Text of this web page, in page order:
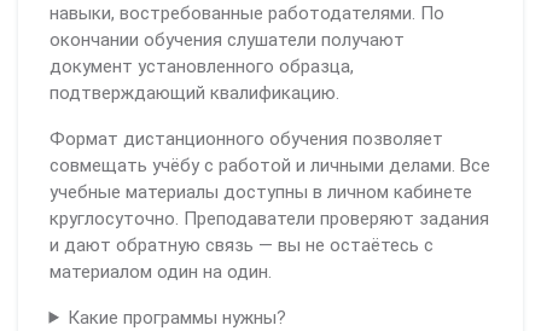
навыки, востребованные работодателями. По
окончании обучения слушатели получают
документ установленного образца,
подтверждающий квалификацию.
Формат дистанционного обучения позволяет
совмещать учёбу с работой и личными делами. Все
учебные материалы доступны в личном кабинете
круглосуточно. Преподаватели проверяют задания
и дают обратную связь — вы не остаётесь с
материалом один на один.
Какие программы нужны?